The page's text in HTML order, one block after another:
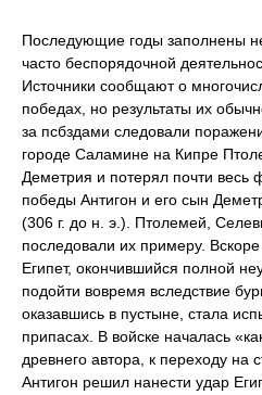
Последующие годы заполнены
часто беспорядочной
Источники сообщают о
победах, но результаты их
за псбздами следовали
городе Саламине на Кипре
Деметрия и потерял почти весь
победы Антигон и его сын
(306 г. до н. э.). Птолемей,
последовали их примеру.
Египет, окончившийся полной
подойти вовремя вследствие
оказавшись в пустыне, стала
припасах. В войске началась
древнего автора, к переходу на
Антигон решил нанести удар